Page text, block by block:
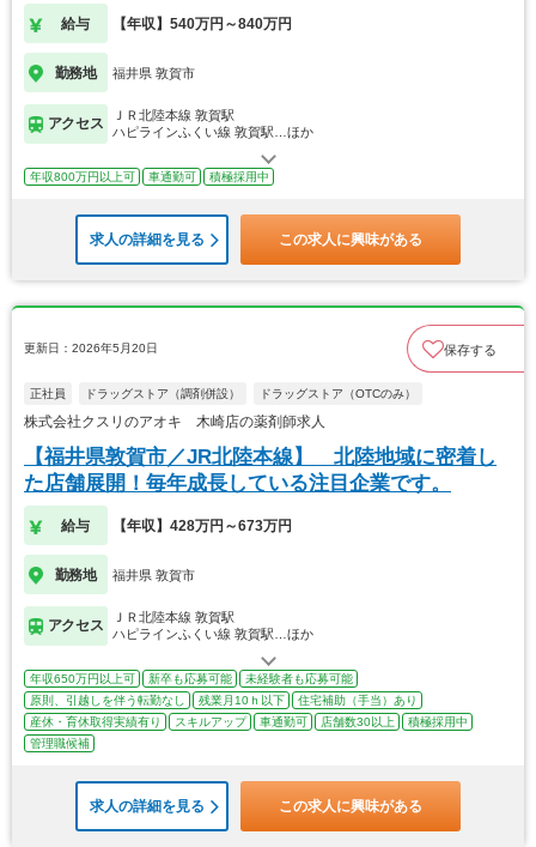
給与 【年収】540万円～840万円
勤務地 福井県 敦賀市
アクセス
ＪＲ北陸本線 敦賀駅
ハピラインふくい線 敦賀駅…ほか
年収800万円以上可 車通勤可 積極採用中
求人の詳細を見る この求人に興味がある
更新日：2026年5月20日 保存する
正社員 ドラッグストア（調剤併設） ドラッグストア（OTCのみ）
株式会社クスリのアオキ 木崎店の薬剤師求人
【福井県敦賀市／JR北陸本線】 北陸地域に密着し
た店舗展開！毎年成長している注目企業です。
給与 【年収】428万円～673万円
勤務地 福井県 敦賀市
アクセス
ＪＲ北陸本線 敦賀駅
ハピラインふくい線 敦賀駅…ほか
年収650万円以上可 新卒も応募可能
未経験者も応募可能
原則、引越しを伴う転勤なし
残業月10ｈ以下
住宅補助（手当）あり
産休・育休取得実績有り
スキルアップ 車通勤可 店舗数30以上
積極採用中
管理職候補
求人の詳細を見る この求人に興味がある